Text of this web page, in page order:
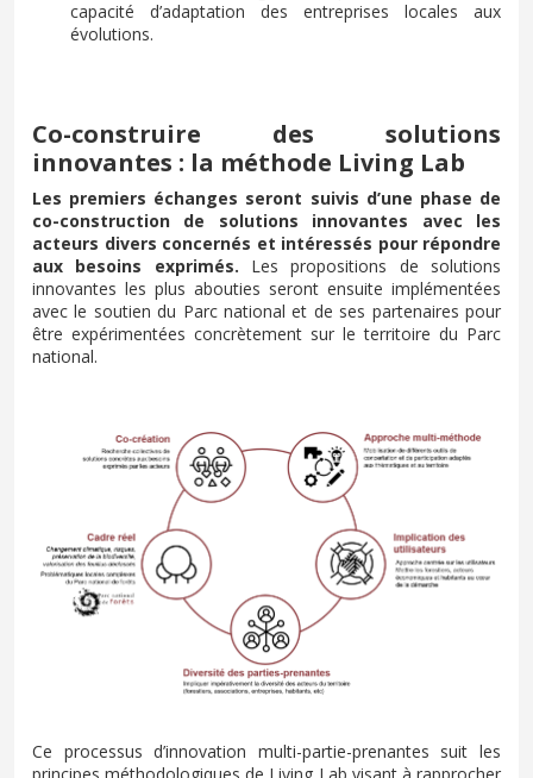
capacité d’adaptation des entreprises locales aux
évolutions.
Co-construire des solutions
innovantes : la méthode Living Lab
Les premiers échanges seront suivis d’une phase de
co-construction de solutions innovantes avec les
acteurs divers concernés et intéressés pour répondre
aux besoins exprimés. Les propositions de solutions
innovantes les plus abouties seront ensuite implémentées
avec le soutien du Parc national et de ses partenaires pour
être expérimentées concrètement sur le territoire du Parc
national.
Ce processus d’innovation multi-partie-prenantes suit les